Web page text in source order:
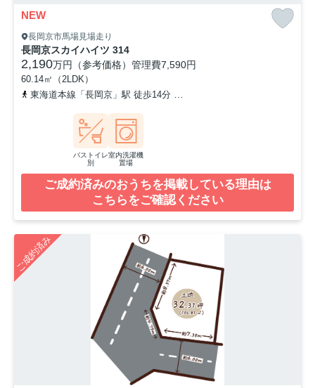
NEW
長岡京市馬場見場走り
長岡京スカイハイツ 314
2,190万円（参考価格） 管理費7,590円
60.14㎡（2LDK）
東海道本線「長岡京」駅 徒歩14分
バストイレ
別
室内洗濯機
置場
ご成約済みのおうちを掲載している理由は
こちらをご確認ください
ご成約済み